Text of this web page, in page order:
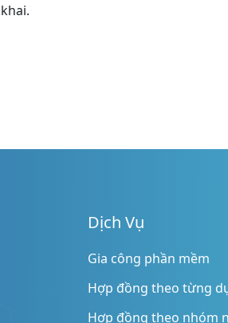
khai.
Dịch Vụ
Gia công phần mềm
Hợp đồng theo từng
Hợp đồng theo nhóm